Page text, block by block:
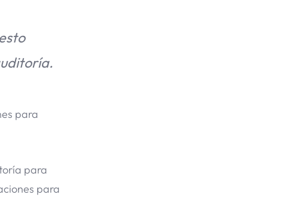
para
para
para